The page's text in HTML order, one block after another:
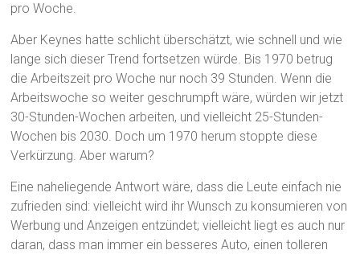
pro Woche.
Aber Keynes hatte schlicht überschätzt, wie schnell und wie
lange sich dieser Trend fortsetzen würde. Bis 1970 betrug
die Arbeitszeit pro Woche nur noch 39 Stunden. Wenn die
Arbeitswoche so weiter geschrumpft wäre, würden wir jetzt
30-Stunden-Wochen arbeiten, und vielleicht 25-Stunden-
Wochen bis 2030. Doch um 1970 herum stoppte diese
Verkürzung. Aber warum?
Eine naheliegende Antwort wäre, dass die Leute einfach nie
zufrieden sind: vielleicht wird ihr Wunsch zu konsumieren von
Werbung und Anzeigen entzündet; vielleicht liegt es auch nur
daran, dass man immer ein besseres Auto, einen tolleren